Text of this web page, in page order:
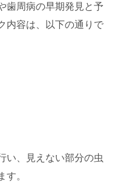
歯周病の早期発見と予
内容は、以下の通りで
い、見えない部分の虫
す。